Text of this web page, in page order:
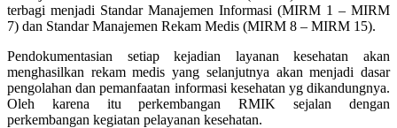
terbagi menjadi Standar Manajemen Informasi (MIRM 1 – MIRM
7) dan Standar Manajemen Rekam Medis (MIRM 8 – MIRM 15).
Pendokumentasian setiap kejadian layanan kesehatan akan
menghasilkan rekam medis yang selanjutnya akan menjadi dasar
pengolahan dan pemanfaatan informasi kesehatan yg dikandungnya.
Oleh karena itu perkembangan RMIK sejalan dengan
perkembangan kegiatan pelayanan kesehatan.